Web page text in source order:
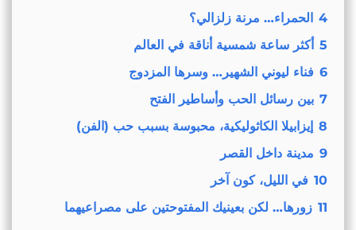
4
الحمراء… مرنة زلزالي؟
5
أكثر ساعة شمسية أناقة في العالم
6
فناء ليوني الشهير… وسرها المزدوج
7
بين رسائل الحب وأساطير الفتح
8
إيزابيلا الكاثوليكية، محبوسة بسبب حب (الفن)
9
مدينة داخل القصر
10
في الليل، كون آخر
11
زورها… لكن بعينيك المفتوحتين على مصراعيهما